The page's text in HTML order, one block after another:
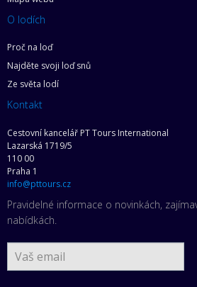
O lodích
Proč na loď
Najděte svoji loď snů
Ze světa lodí
Kontakt
Cestovní kancelář PT Tours International
Lazarská 1719/5
110 00
Praha 1
info@pttours.cz
Pravidelné informace o novinkách,
nabídkách.